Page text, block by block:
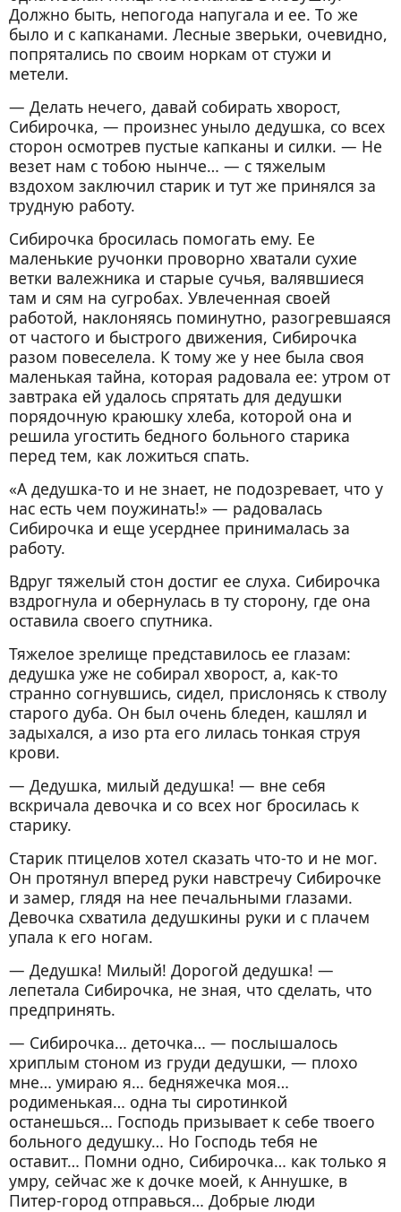
Должно быть, непогода напугала и ее. То же
было и с капканами. Лесные зверьки, очевидно,
попрятались по своим норкам от стужи и
метели.
— Делать нечего, давай собирать хворост,
Сибирочка, — произнес уныло дедушка, со всех
сторон осмотрев пустые капканы и силки. — Не
везет нам с тобою нынче… — с тяжелым
вздохом заключил старик и тут же принялся за
трудную работу.
Сибирочка бросилась помогать ему. Ее
маленькие ручонки проворно хватали сухие
ветки валежника и старые сучья, валявшиеся
там и сям на сугробах. Увлеченная своей
работой, наклоняясь поминутно, разогревшаяся
от частого и быстрого движения, Сибирочка
разом повеселела. К тому же у нее была своя
маленькая тайна, которая радовала ее: утром от
завтрака ей удалось спрятать для дедушки
порядочную краюшку хлеба, которой она и
решила угостить бедного больного старика
перед тем, как ложиться спать.
«А дедушка-то и не знает, не подозревает, что у
нас есть чем поужинать!» — радовалась
Сибирочка и еще усерднее принималась за
работу.
Вдруг тяжелый стон достиг ее слуха. Сибирочка
вздрогнула и обернулась в ту сторону, где она
оставила своего спутника.
Тяжелое зрелище представилось ее глазам:
дедушка уже не собирал хворост, а, как-то
странно согнувшись, сидел, прислонясь к стволу
старого дуба. Он был очень бледен, кашлял и
задыхался, а изо рта его лилась тонкая струя
крови.
— Дедушка, милый дедушка! — вне себя
вскричала девочка и со всех ног бросилась к
старику.
Старик птицелов хотел сказать что-то и не мог.
Он протянул вперед руки навстречу Сибирочке
и замер, глядя на нее печальными глазами.
Девочка схватила дедушкины руки и с плачем
упала к его ногам.
— Дедушка! Милый! Дорогой дедушка! —
лепетала Сибирочка, не зная, что сделать, что
предпринять.
— Сибирочка… деточка… — послышалось
хриплым стоном из груди дедушки, — плохо
мне… умираю я… бедняжечка моя…
родименькая… одна ты сиротинкой
останешься… Господь призывает к себе твоего
больного дедушку… Но Господь тебя не
оставит… Помни одно, Сибирочка… как только я
умру, сейчас же к дочке моей, к Аннушке, в
Питер-город отправься… Добрые люди